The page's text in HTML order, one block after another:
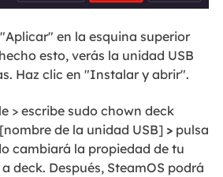
en la esquina superior
esto, verás la unidad USB
Haz clic en "Instalar y abrir".
> escribe sudo chown deck
de la unidad USB] >pulsa
cambiará la propiedad de tu
deck. Después, SteamOS podrá